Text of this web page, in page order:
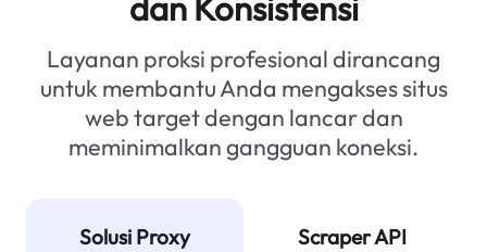
Layanan proksi profesional dirancang
untuk membantu Anda mengakses situs
web target dengan lancar dan
meminimalkan gangguan koneksi.
Solusi Proxy Scraper API